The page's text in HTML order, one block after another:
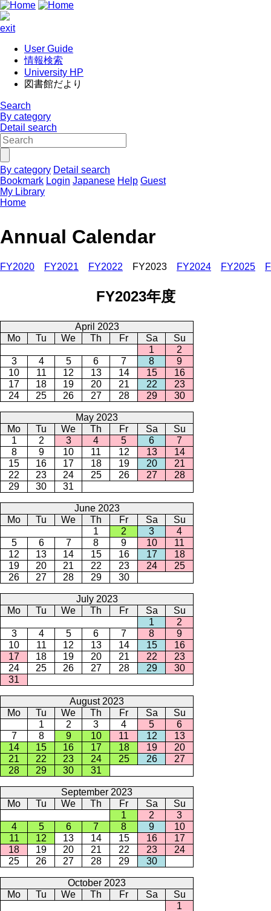
exit
User Guide
情報検索
University HP
図書館だより
Search
By category
Detail search
By category Detail search
Bookmark Login Japanese Help Guest
My Library
Home
Annual Calendar
FY2020 FY2021 FY2022 FY2023 FY2024 FY2025
FY2023年度
April 2023
Mo
Tu We Th Fr Sa
Su
1
2
3
4 5 6 7 8
9
10
11 12 13 14 15
16
17
18 19 20 21 22
23
24
25 26 27 28 29 30
May 2023
Mo
Tu We Th Fr Sa
Su
1
2 3 4 5 6
7
8
9 10 11 12 13
14
15
16 17 18 19 20
21
22
23 24 25 26 27
28
29
30 31
June 2023
Mo
Tu We Th Fr Sa
Su
1
2 3
4
5
6 7 8 9 10
11
12
13 14 15 16 17
18
19
20 21 22 23 24
25
26
27 28 29 30
July 2023
Mo
Tu We Th Fr Sa
Su
1
2
3
4 5 6 7 8
9
10
11 12 13 14 15
16
17
18 19 20 21 22
23
24
25 26 27 28 29
30
31
August 2023
Mo
Tu We Th Fr Sa
Su
1
2 3 4 5
6
7
8 9 10 11 12
13
14
15 16 17 18 19
20
21
22 23 24 25 26
27
28
29 30 31
September 2023
Mo
Tu We Th Fr Sa
Su
1
2
3
4
5 6 7 8 9
10
11
12 13 14 15 16
17
18
19 20 21 22 23
24
25
26 27 28 29 30
October 2023
Mo
Tu We Th Fr Sa
Su
1